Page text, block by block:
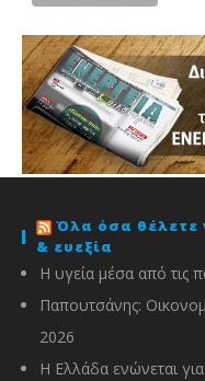
Όλα όσα θέλετε
& ευεξία
Η υγεία μέσα από τις
Παπουτσάνης:
2026
Η Ελλάδα ενώνεται